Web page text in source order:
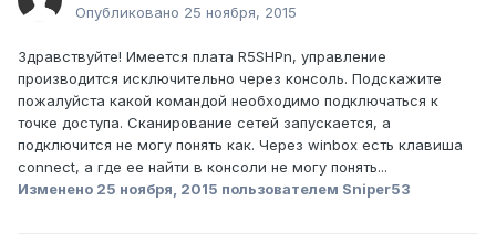
Опубликовано 25 ноября, 2015
Здравствуйте! Имеется плата R5SHPn, управление
производится исключительно через консоль. Подскажите
пожалуйста какой командой необходимо подключаться к
точке доступа. Сканирование сетей запускается, а
подключится не могу понять как. Через winbox есть клавиша
connect, а где ее найти в консоли не могу понять...
Изменено 25 ноября, 2015 пользователем Sniper53